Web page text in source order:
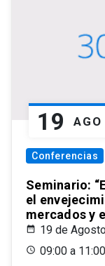
19 AGO
Conferencias
Seminario:
el
mercados y
19 de
09:00 a